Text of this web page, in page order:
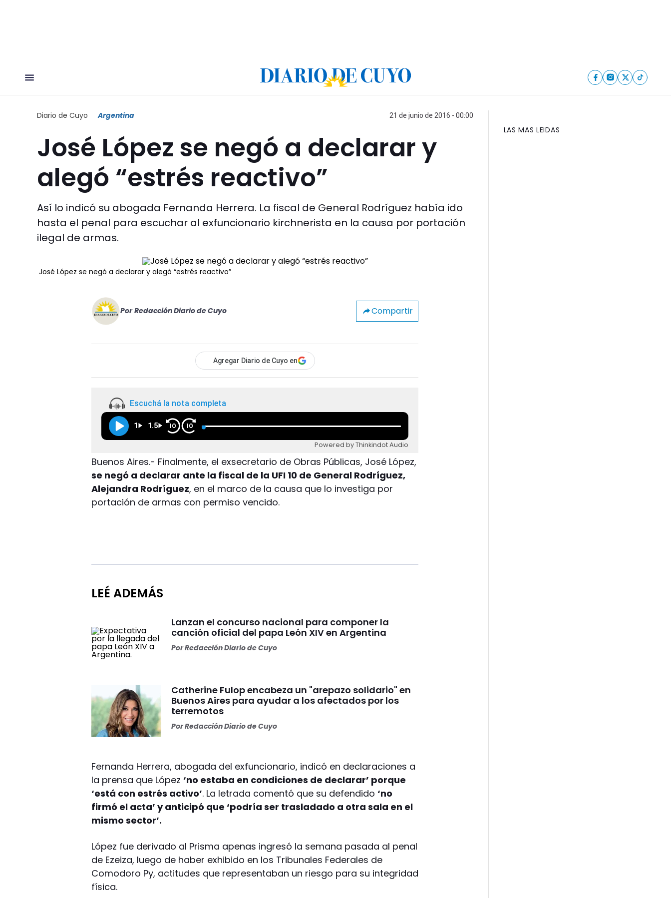
Diario de Cuyo Argentina 21 de junio de 2016 - 00:00
José López se negó a declarar y
alegó “estrés reactivo”
Así lo indicó su abogada Fernanda Herrera. La fiscal de General Rodríguez había ido
hasta el penal para escuchar al exfuncionario kirchnerista en la causa por portación
ilegal de armas.
José López se negó a declarar y alegó “estrés reactivo”
Por Redacción Diario de Cuyo Compartir
Agregar Diario de Cuyo en
Escuchá la nota completa
1 1.5 10 10
Powered by Thinkindot Audio
Buenos Aires.- Finalmente, el exsecretario de Obras Públicas, José López,
se negó a declarar ante la fiscal de la UFI 10 de General Rodríguez,
Alejandra Rodríguez, en el marco de la causa que lo investiga por
portación de armas con permiso vencido.
LEÉ ADEMÁS
Lanzan el concurso nacional para componer la
canción oficial del papa León XIV en Argentina
PorRedacción Diario de Cuyo
Catherine Fulop encabeza un "arepazo solidario" en
Buenos Aires para ayudar a los afectados por los
terremotos
PorRedacción Diario de Cuyo
Fernanda Herrera, abogada del exfuncionario, indicó en declaraciones a
la prensa que López‘no estaba en condiciones de declarar’ porque
‘está con estrés activo’. La letrada comentó que su defendido‘no
firmó el acta’ y anticipó que ‘podría ser trasladado a otra sala en el
mismo sector’.
López fue derivado al Prisma apenas ingresó la semana pasada al penal
de Ezeiza, luego de haber exhibido en los Tribunales Federales de
Comodoro Py, actitudes que representaban un riesgo para su integridad
física.
LAS MAS LEIDAS